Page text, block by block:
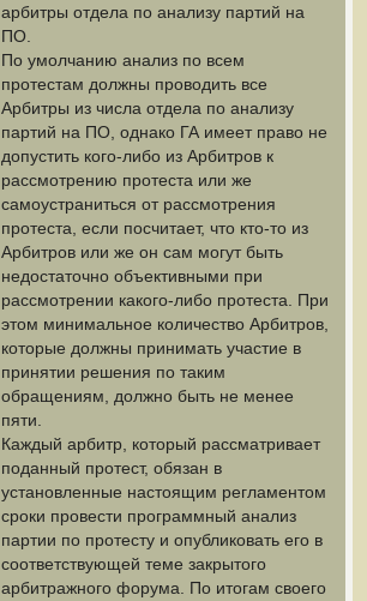
арбитры отдела по анализу партий на
ПО.
По умолчанию анализ по всем
протестам должны проводить все
Арбитры из числа отдела по анализу
партий на ПО, однако ГА имеет право не
допустить кого-либо из Арбитров к
рассмотрению протеста или же
самоустраниться от рассмотрения
протеста, если посчитает, что кто-то из
Арбитров или же он сам могут быть
недостаточно объективными при
рассмотрении какого-либо протеста. При
этом минимальное количество Арбитров,
которые должны принимать участие в
принятии решения по таким
обращениям, должно быть не менее
пяти.
Каждый арбитр, который рассматривает
поданный протест, обязан в
установленные настоящим регламентом
сроки провести программный анализ
партии по протесту и опубликовать его в
соответствующей теме закрытого
арбитражного форума. По итогам своего